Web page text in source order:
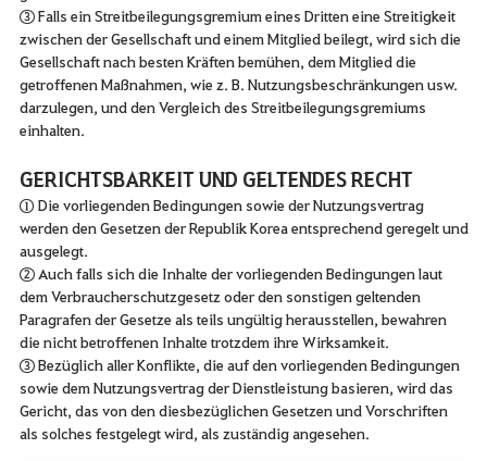
③ Falls ein Streitbeilegungsgremium eines Dritten eine Streitigkeit
zwischen der Gesellschaft und einem Mitglied beilegt, wird sich die
Gesellschaft nach besten Kräften bemühen, dem Mitglied die
getroffenen Maßnahmen, wie z. B. Nutzungsbeschränkungen usw.
darzulegen, und den Vergleich des Streitbeilegungsgremiums
einhalten.
GERICHTSBARKEIT UND GELTENDES RECHT
① Die vorliegenden Bedingungen sowie der Nutzungsvertrag
werden den Gesetzen der Republik Korea entsprechend geregelt und
ausgelegt.
② Auch falls sich die Inhalte der vorliegenden Bedingungen laut
dem Verbraucherschutzgesetz oder den sonstigen geltenden
Paragrafen der Gesetze als teils ungültig herausstellen, bewahren
die nicht betroffenen Inhalte trotzdem ihre Wirksamkeit.
③ Bezüglich aller Konflikte, die auf den vorliegenden Bedingungen
sowie dem Nutzungsvertrag der Dienstleistung basieren, wird das
Gericht, das von den diesbezüglichen Gesetzen und Vorschriften
als solches festgelegt wird, als zuständig angesehen.